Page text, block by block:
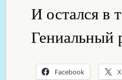
И остался в
Гениальный
Facebook X